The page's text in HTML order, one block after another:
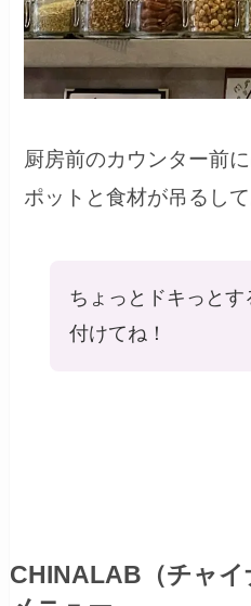
厨房前のカウンター前
ポットと食材が吊るして
ちょっとドキっとす
付けてね！
CHINALAB（チャ